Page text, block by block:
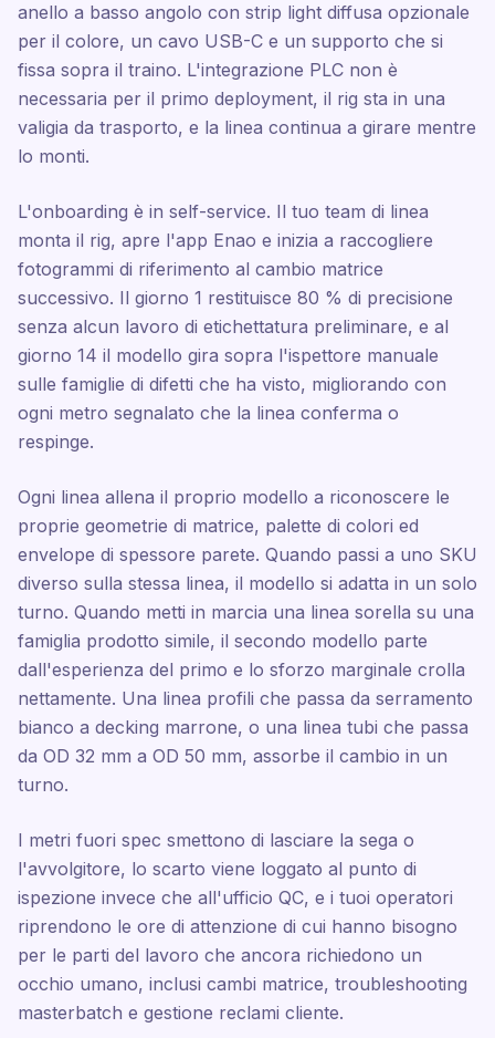
anello a basso angolo con strip light diffusa opzionale
per il colore, un cavo USB-C e un supporto che si
fissa sopra il traino. L'integrazione PLC non è
necessaria per il primo deployment, il rig sta in una
valigia da trasporto, e la linea continua a girare mentre
lo monti.
L'onboarding è in self-service. Il tuo team di linea
monta il rig, apre l'app Enao e inizia a raccogliere
fotogrammi di riferimento al cambio matrice
successivo. Il giorno 1 restituisce 80 % di precisione
senza alcun lavoro di etichettatura preliminare, e al
giorno 14 il modello gira sopra l'ispettore manuale
sulle famiglie di difetti che ha visto, migliorando con
ogni metro segnalato che la linea conferma o
respinge.
Ogni linea allena il proprio modello a riconoscere le
proprie geometrie di matrice, palette di colori ed
envelope di spessore parete. Quando passi a uno SKU
diverso sulla stessa linea, il modello si adatta in un solo
turno. Quando metti in marcia una linea sorella su una
famiglia prodotto simile, il secondo modello parte
dall'esperienza del primo e lo sforzo marginale crolla
nettamente. Una linea profili che passa da serramento
bianco a decking marrone, o una linea tubi che passa
da OD 32 mm a OD 50 mm, assorbe il cambio in un
turno.
I metri fuori spec smettono di lasciare la sega o
l'avvolgitore, lo scarto viene loggato al punto di
ispezione invece che all'ufficio QC, e i tuoi operatori
riprendono le ore di attenzione di cui hanno bisogno
per le parti del lavoro che ancora richiedono un
occhio umano, inclusi cambi matrice, troubleshooting
masterbatch e gestione reclami cliente.